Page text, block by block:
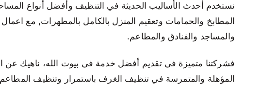
نستخدم أحدث الأساليب الحديثة في التنظيف وأفضل أنواع
المطابخ والحمامات وتعقيم المنزل بالكامل بالمطهرات, مع
والمساجد والفنادق والمطاعم.
فشركتنا متميزة في تقديم أفضل خدمة في بيوت الله، ناهيك عن
المؤهلة والمتمرسة في تنظيف الغرف باستمرار وتنظيف